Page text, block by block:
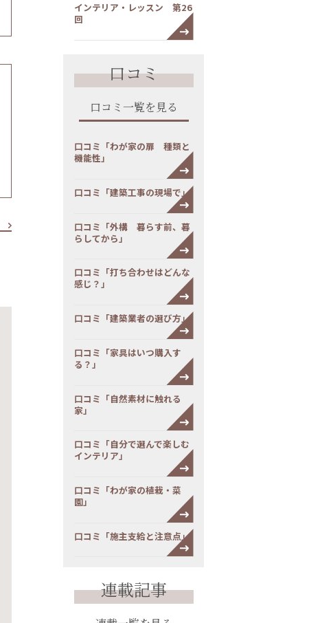
インテリア・レッスン 第26
回
口コミ
口コミ一覧を見る
口コミ「わが家の扉 種類と
機能性」
口コミ「建築工事の現場で」
口コミ「外構 暮らす前、暮
らしてから」
口コミ「打ち合わせはどんな
感じ？」
口コミ「建築業者の選び方」
口コミ「家具はいつ購入す
る？」
口コミ「自然素材に触れる
家」
口コミ「自分で選んで楽しむ
インテリア」
口コミ「わが家の植栽・菜
園」
口コミ「施主支給と注意点」
連載記事